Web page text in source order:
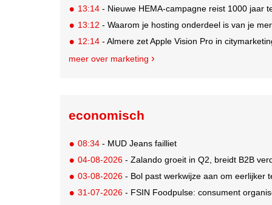
13:14 - Nieuwe HEMA-campagne reist 1000 jaar
13:12 - Waarom je hosting onderdeel is van je
12:14 - Almere zet Apple Vision Pro in
meer over marketing
economisch
08:34 - MUD Jeans failliet
04-08-2026 - Zalando groeit in Q2, breidt B2B
03-08-2026 - Bol past werkwijze aan om eerlijker
31-07-2026 - FSIN Foodpulse: consument